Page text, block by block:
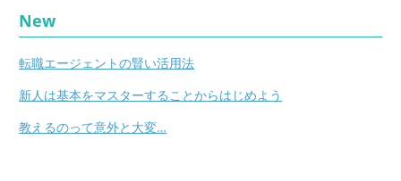
New
転職エージェントの賢い活用法
新人は基本をマスターすることからはじめよう
教えるのって意外と大変…